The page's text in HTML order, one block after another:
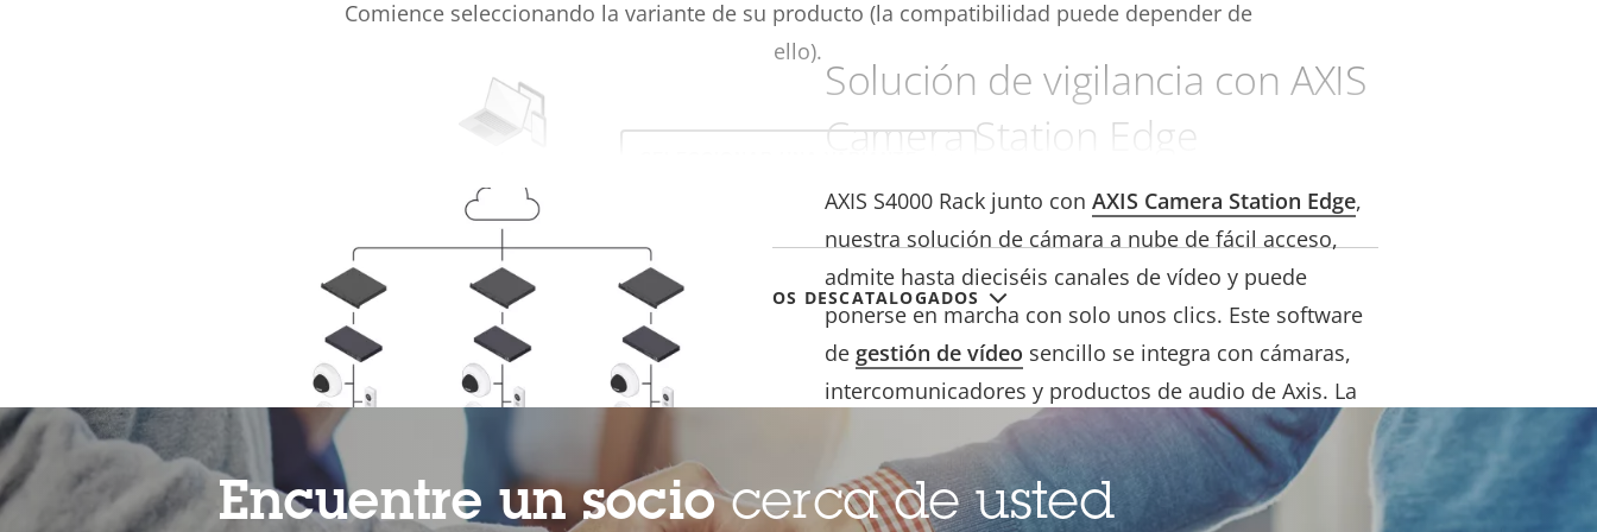
Solución de vigilancia con AXIS
Camera Station Edge
AXIS S4000 Rack junto con AXIS Camera Station Edge,
nuestra solución de cámara a nube de fácil acceso,
admite hasta dieciséis canales de vídeo y puede
ponerse en marcha con solo unos clics. Este software
de gestión de vídeo sencillo se integra con cámaras,
intercomunicadores y productos de audio de Axis. La
solución se puede escalar fácilmente desde
proporcionar vigilancia para una sola instalación hasta
múltiples instalaciones y cadenas nacionales enteras.
Comience seleccionando la variante de su producto (la compatibilidad puede depender de
ello).
Select
MOSTRAR PRODUCTOS DESCATALOGADOS
Encuentre un sociocerca de usted